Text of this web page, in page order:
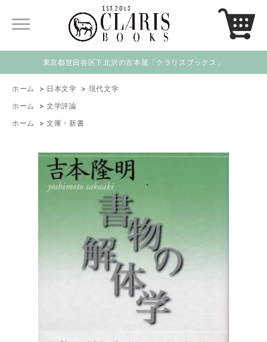
東京都世田谷区下北沢の古本屋「クラリスブックス」
ホーム > 日本文学 > 現代文学
ホーム
> 文学評論
ホーム
> 文庫・新書